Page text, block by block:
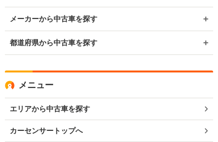
メーカーから中古車を探す
都道府県から中古車を探す
メニュー
エリアから中古車を探す
カーセンサートップへ